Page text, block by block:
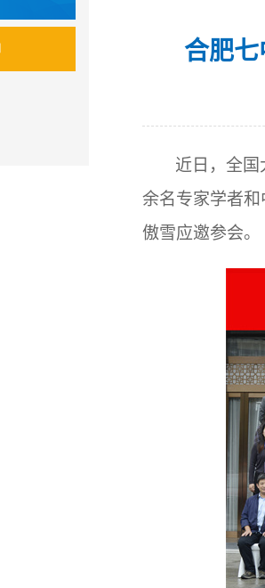
合肥
近日，全
余名专家学者
傲雪应邀参会。